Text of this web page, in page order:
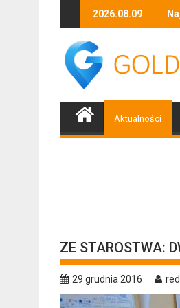
2026.08.09
organizacji z Braniewa
Skutki silnego wiatru i
Aktualności
ZE STAROSTWA:
29 grudnia 2016